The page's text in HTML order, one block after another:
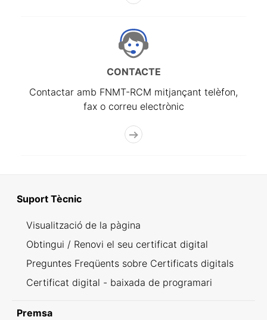
CONTACTE
Contactar amb FNMT-RCM mitjançant telèfon,
fax o correu electrònic
Suport Tècnic
Visualització de la pàgina
Obtingui / Renovi el seu certificat digital
Preguntes Freqüents sobre Certificats digitals
Certificat digital - baixada de programari
Premsa